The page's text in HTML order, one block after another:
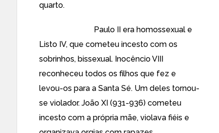
quarto.
Paulo II era homossexual e
Listo IV, que cometeu incesto com os
sobrinhos, bissexual. Inocêncio VIII
reconheceu todos os filhos que fez e
levou-os para a Santa Sé. Um deles tornou-
se violador. João XI (931-936) cometeu
incesto com a própria mãe, violava fiéis e